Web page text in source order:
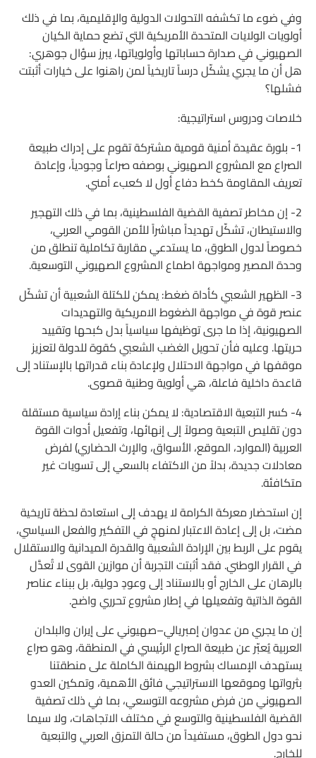
وفي ضوء ما تكشفه التحولات الدولية والإقليمية، بما في ذلك
أولويات الولايات المتحدة الأمريكية التي تضع حماية الكيان
الصهيوني في صدارة حساباتها وأولوياتها، يبرز سؤال جوهري:
هل أن ما يجري يشكّل درساً تاريخياً لمن راهنوا على خيارات أثبتت
فشلها؟
خلاصات ودروس استراتيجية:
1- بلورة عقيدة أمنية قومية مشتركة تقوم على إدراك طبيعة
الصراع مع المشروع الصهيوني بوصفه صراعاً وجودياً، وإعادة
تعريف المقاومة كخط دفاع أول لا كعبء أمني.
2- إن مخاطر تصفية القضية الفلسطينية، بما في ذلك التهجير
والاستيطان، تشكّل تهديداً مباشراً للأمن القومي العربي،
خصوصاً لدول الطوق، ما يستدعي مقاربة تكاملية تنطلق من
وحدة المصير ومواجهة اطماع المشروع الصهيوني التوسعية.
3- الظهير الشعبي كأداة ضغط: يمكن للكتلة الشعبية أن تشكّل
عنصر قوة في مواجهة الضغوط الامريكية والتهديدات
الصهيونية، إذا ما جرى توظيفها سياسياً بدل كبحها وتقييد
حريتها. وعليه فأن تحويل الغضب الشعبي كقوة للدولة لتعزيز
موقفها في مواجهة الاحتلال ولإعادة بناء قدراتها بالإستناد إلى
قاعدة داخلية فاعلة، هي أولوية وطنية قصوى.
4- كسر التبعية الاقتصادية: لا يمكن بناء إرادة سياسية مستقلة
دون تقليص التبعية وصولاً إلى إنهائها، وتفعيل أدوات القوة
العربية (الموارد، الموقع، الأسواق، والإرث الحضاري) لفرض
معادلات جديدة، بدلاً من الاكتفاء بالسعي إلى تسويات غير
متكافئة.
إن استحضار معركة الكرامة لا يهدف إلى استعادة لحظة تاريخية
مضت، بل إلى إعادة الاعتبار لمنهجٍ في التفكير والفعل السياسي،
يقوم على الربط بين الإرادة الشعبية والقدرة الميدانية والاستقلال
في القرار الوطني. فقد أثبتت التجربة أن موازين القوى لا تُعدَّل
بالرهان على الخارج أو بالاستناد إلى وعودٍ دولية، بل ببناء عناصر
القوة الذاتية وتفعيلها في إطار مشروع تحرري واضح.
إن ما يجري من عدوان إمبريالي–صهيوني على إيران والبلدان
العربية يُعبّر عن طبيعة الصراع الرئيسي في المنطقة، وهو صراع
يستهدف الإمساك بشروط الهيمنة الكاملة على منطقتنا
بثرواتها وموقعها الاستراتيجي فائق الأهمية، وتمكين العدو
الصهيوني من فرض مشروعه التوسعي، بما في ذلك تصفية
القضية الفلسطينية والتوسع في مختلف الاتجاهات، ولا سيما
نحو دول الطوق، مستفيداً من حالة التمزق العربي والتبعية
للخارج.